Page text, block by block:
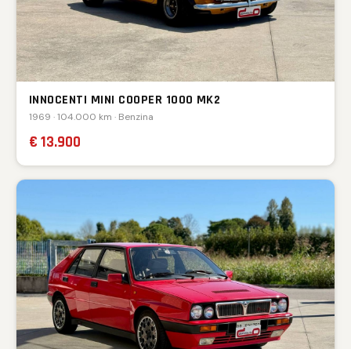
INNOCENTI MINI COOPER 1000 MK2
1969 · 104.000 km · Benzina
€ 13.900